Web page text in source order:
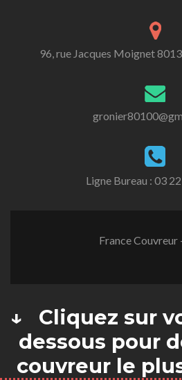
96, rue Jacques Moignet
Ligne Bureau : 03
France Couvreur
↓ Cliquez sur
dessous pour
couvreur le